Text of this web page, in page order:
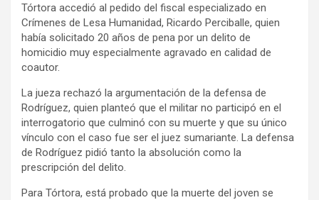
Tórtora accedió al pedido del fiscal especializado en
Crímenes de Lesa Humanidad, Ricardo Perciballe, quien
había solicitado 20 años de pena por un delito de
homicidio muy especialmente agravado en calidad de
coautor.
La jueza rechazó la argumentación de la defensa de
Rodríguez, quien planteó que el militar no participó en el
interrogatorio que culminó con su muerte y que su único
vínculo con el caso fue ser el juez sumariante. La defensa
de Rodríguez pidió tanto la absolución como la
prescripción del delito.
Para Tórtora, está probado que la muerte del joven se